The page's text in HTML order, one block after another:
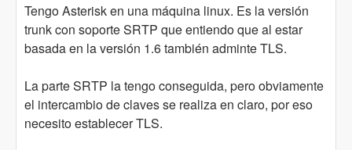
Tengo Asterisk en una máquina linux. Es la versión
trunk con soporte SRTP que entiendo que al estar
basada en la versión 1.6 también adminte TLS.
La parte SRTP la tengo conseguida, pero obviamente
el intercambio de claves se realiza en claro, por eso
necesito establecer TLS.